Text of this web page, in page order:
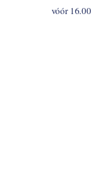
vóór